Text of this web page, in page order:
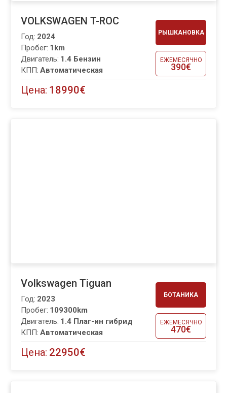
РЫШКАНОВКА
ЕЖЕМЕСЯЧНО
390€
VOLKSWAGEN T-ROC
Пробег: 1km
Год: 2024
Двигатель: 1.4 Бензин
КПП: Автоматическая
Цена: 18990€
БОТАНИКА
ЕЖЕМЕСЯЧНО
470€
Volkswagen Tiguan
Пробег: 109300km
Год: 2023
Двигатель: 1.4 Плаг-ин гибрид
КПП: Автоматическая
Цена: 22950€